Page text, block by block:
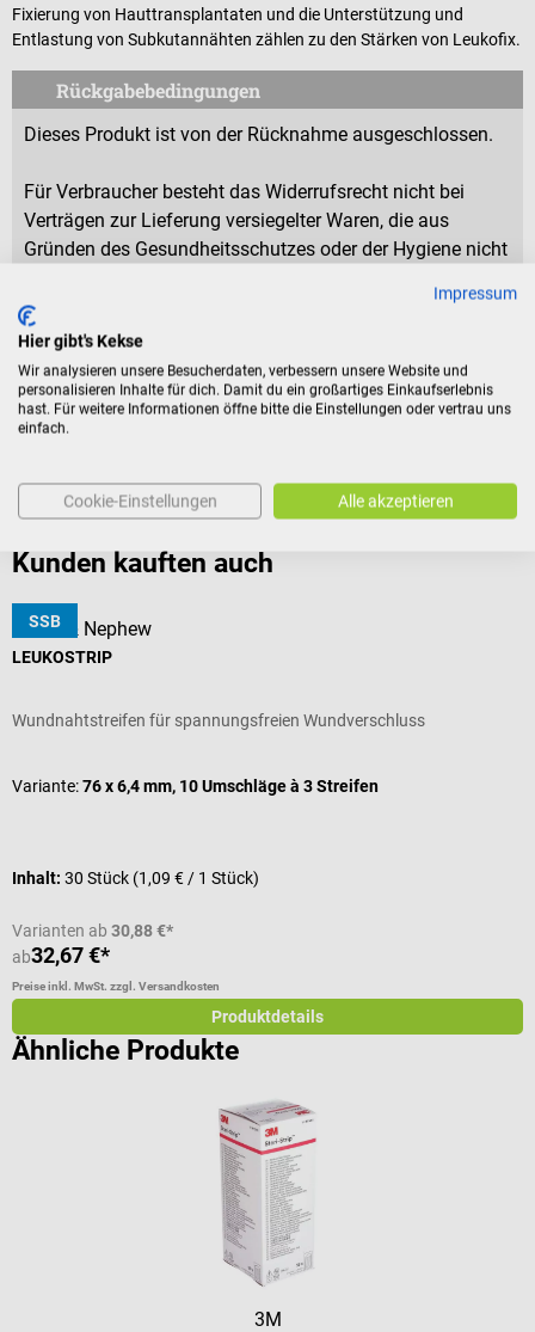
Fixierung von Hauttransplantaten und die Unterstützung und
Entlastung von Subkutannähten zählen zu den Stärken von Leukofix.
Rückgabebedingungen
Dieses Produkt ist von der Rücknahme ausgeschlossen.
Für Verbraucher besteht das Widerrufsrecht nicht bei
Verträgen zur Lieferung versiegelter Waren, die aus
Gründen des Gesundheitsschutzes oder der Hygiene nicht
der Lieferung entfernt wurde.
Produktidentifikation
Kunden kauften auch
SSB
Smith & Nephew
LEUKOSTRIP
Wundnahtstreifen für spannungsfreien Wundverschluss
Variante:76 x 6,4 mm, 10 Umschläge à 3 Streifen
Inhalt: 30 Stück (1,09 € / 1 Stück)
Varianten ab 30,88 €*
ab32,67 €*
Preise inkl. MwSt. zzgl. Versandkosten
Produktdetails
Ähnliche Produkte
3M
Impressum
Hier gibt's Kekse
Wir analysieren unsere Besucherdaten, verbessern unsere Website und
personalisieren Inhalte für dich. Damit du ein großartiges Einkaufserlebnis
hast. Für weitere Informationen öffne bitte die Einstellungen oder vertrau uns
einfach.
Cookie-Einstellungen Alle akzeptieren